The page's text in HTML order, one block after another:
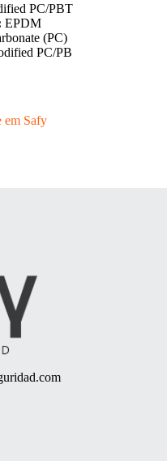
PC/PBT
EPDM
(PC)
PC/PB
em Safy